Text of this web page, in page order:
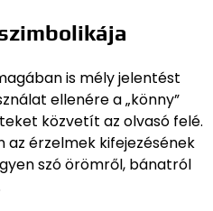
is mély jelentést
ellenére a „könny”
közvetít az olvasó felé.
az érzelmek kifejezésének
szó örömről, bánatról